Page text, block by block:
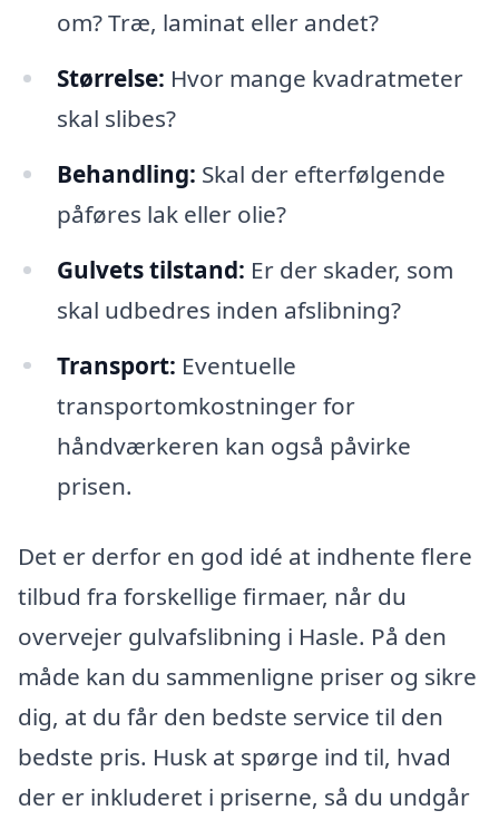
om? Træ, laminat eller andet?
Størrelse: Hvor mange kvadratmeter
skal slibes?
Behandling: Skal der efterfølgende
påføres lak eller olie?
Gulvets tilstand: Er der skader, som
skal udbedres inden afslibning?
Transport: Eventuelle
transportomkostninger for
håndværkeren kan også påvirke
prisen.
Det er derfor en god idé at indhente flere
tilbud fra forskellige firmaer, når du
overvejer gulvafslibning i Hasle. På den
måde kan du sammenligne priser og sikre
dig, at du får den bedste service til den
bedste pris. Husk at spørge ind til, hvad
der er inkluderet i priserne, så du undgår